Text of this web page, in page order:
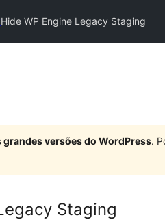
Hide WP Engine Legacy Staging
versões do WordPress.
Staging